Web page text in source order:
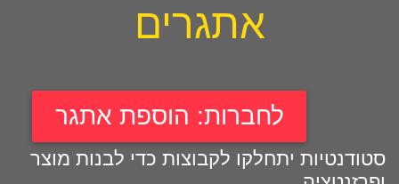
אתגרים
לחברות: הוספת אתגר
סטודנטיות יתחלקו לקבוצות כדי לבנות מוצר